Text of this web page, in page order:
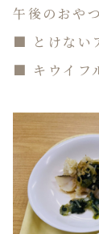
午後のおやつ
■ とけない
■ キウイフ